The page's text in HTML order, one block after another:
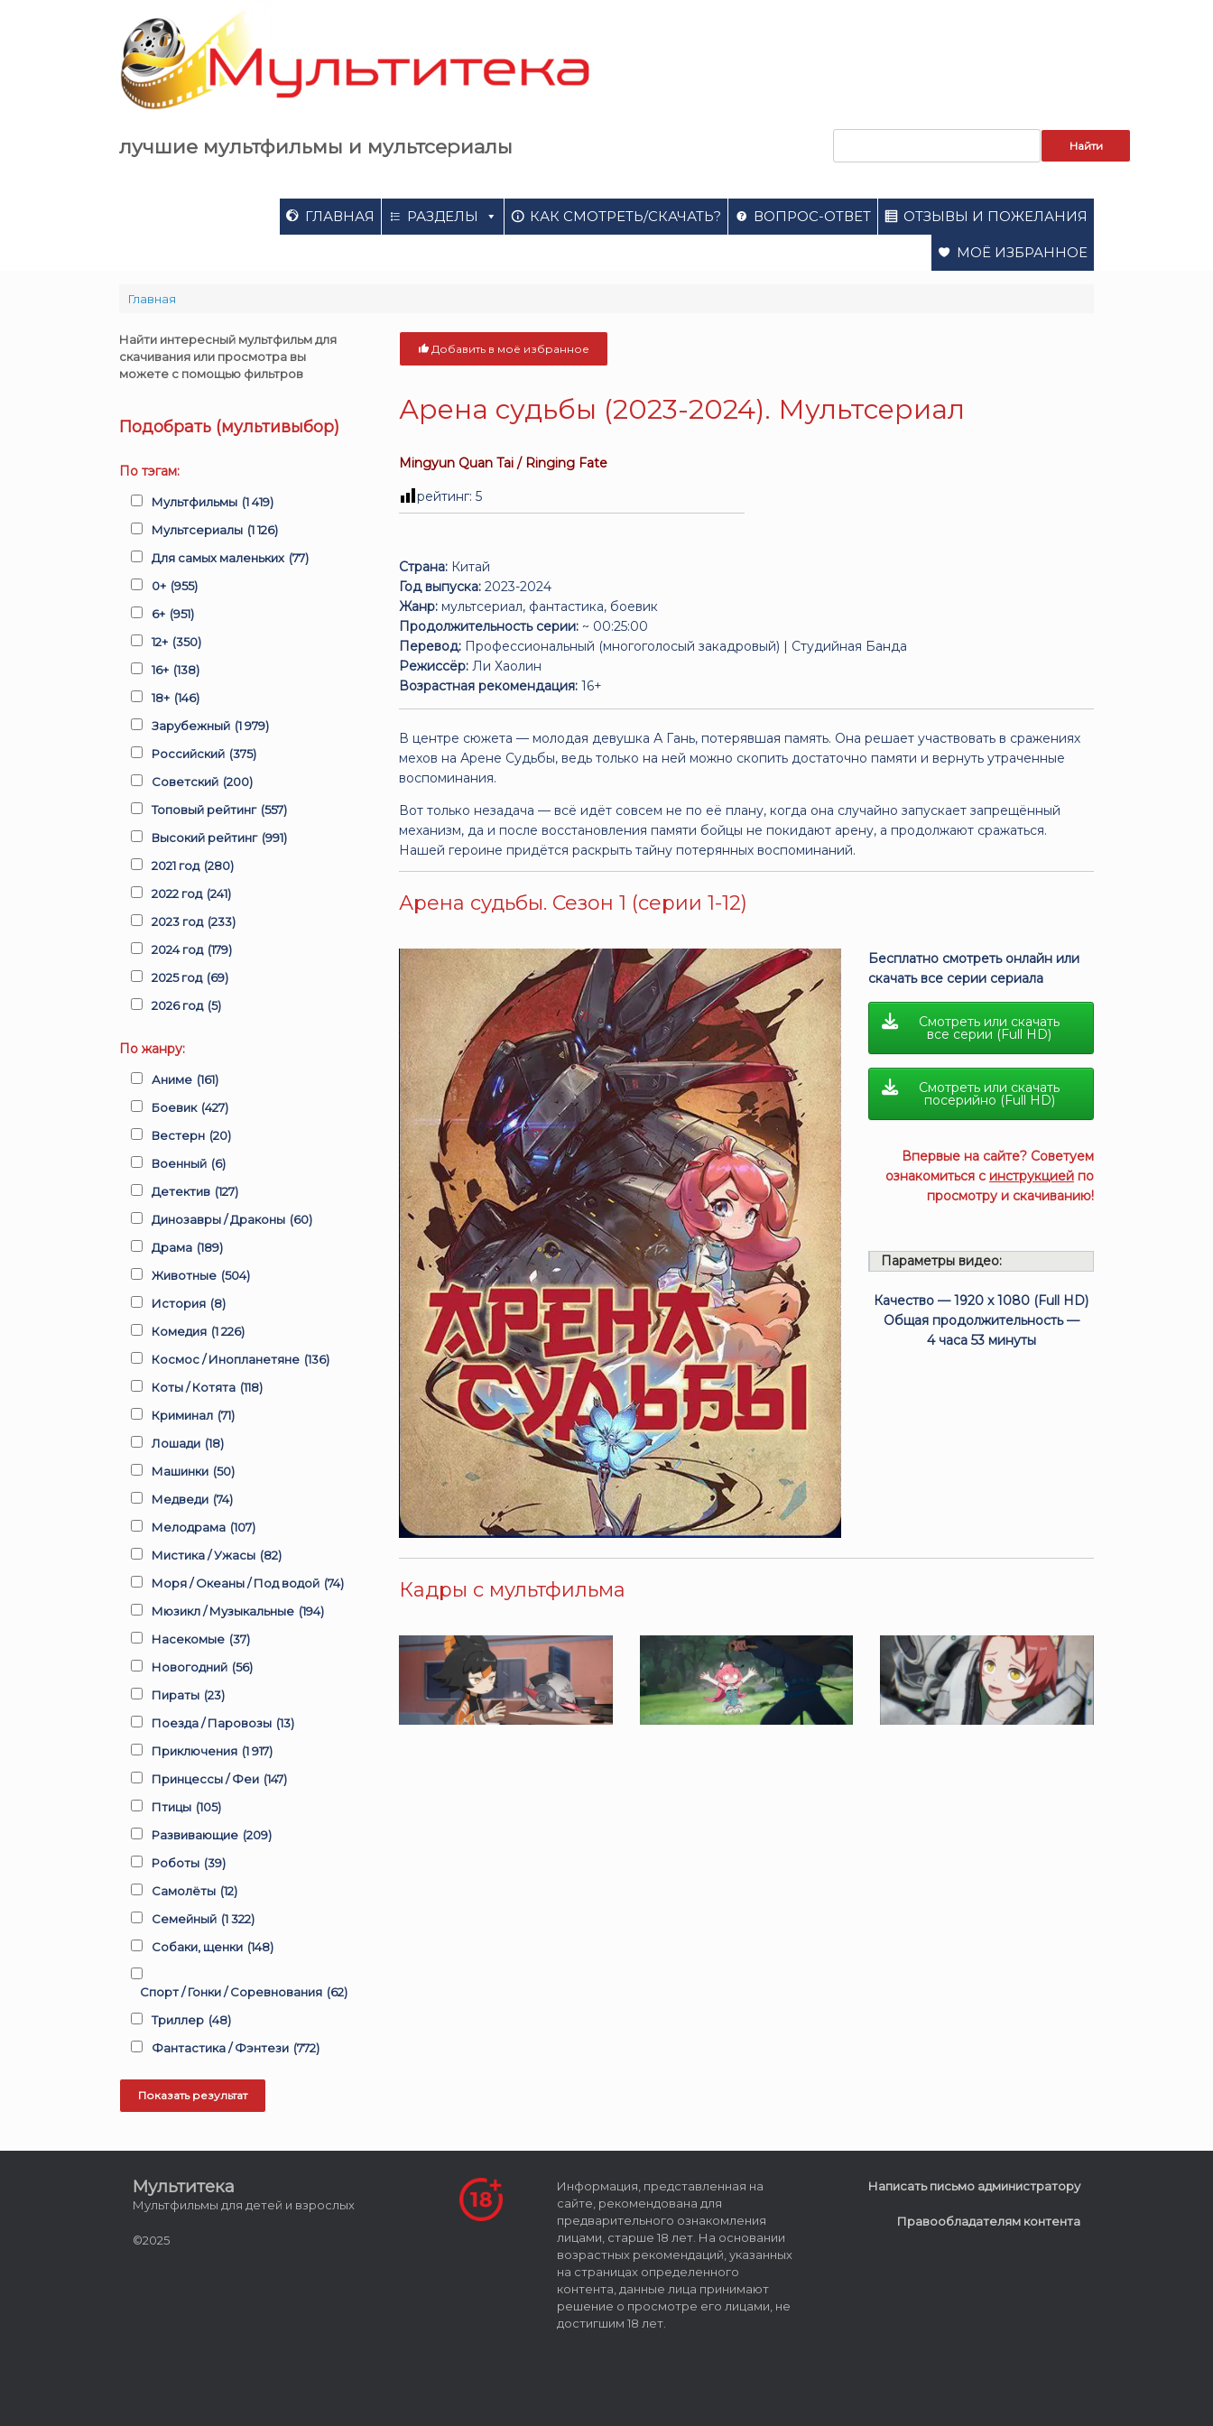
лучшие мультфильмы и мультсериалы
ГЛАВНАЯ РАЗДЕЛЫ КАК СМОТРЕТЬ/СКАЧАТЬ? ВОПРОС-ОТВЕТ ОТЗЫВЫ И ПОЖЕЛАНИЯ
МОЁ ИЗБРАННОЕ
Главная
Добавить в моё избранное
Арена судьбы (2023-2024). Мультсериал
Mingyun Quan Tai / Ringing Fate
рейтинг:5
Страна: Китай
Год выпуска: 2023-2024
Жанр: мультсериал, фантастика, боевик
Продолжительность серии: ~ 00:25:00
Перевод: Профессиональный (многоголосый закадровый) | Студийная Банда
Режиссёр: Ли Хаолин
Возрастная рекомендация: 16+
В центре сюжета — молодая девушка А Гань, потерявшая память. Она решает участвовать в сражениях
мехов на Арене Судьбы, ведь только на ней можно скопить достаточно памяти и вернуть утраченные
воспоминания.
Вот только незадача — всё идёт совсем не по её плану, когда она случайно запускает запрещённый
механизм, да и после восстановления памяти бойцы не покидают арену, а продолжают сражаться.
Нашей героине придётся раскрыть тайну потерянных воспоминаний.
Арена судьбы. Сезон 1 (серии 1-12)
Бесплатно смотреть онлайн или
скачать все серии сериала
Смотреть или скачать
все серии (Full HD)
Смотреть или скачать
посерийно (Full HD)
Впервые на сайте? Советуем
ознакомиться с инструкцией по
просмотру и скачиванию!
Параметры видео:
Качество — 1920 x 1080 (Full HD)
Общая продолжительность —
4 часа 53 минуты
Кадры с мультфильма
Найти интересный мультфильм для
скачивания или просмотра вы
можете с помощью фильтров
Подобрать (мультивыбор)
По тэгам:
Мультфильмы (1 419)
Мультсериалы (1 126)
Для самых маленьких (77)
0+ (955)
6+ (951)
12+ (350)
16+ (138)
18+ (146)
Зарубежный (1 979)
Российский (375)
Советский (200)
Топовый рейтинг (557)
Высокий рейтинг (991)
2021 год (280)
2022 год (241)
2023 год (233)
2024 год (179)
2025 год (69)
2026 год (5)
По жанру:
Аниме (161)
Боевик (427)
Вестерн (20)
Военный (6)
Детектив (127)
Динозавры / Драконы (60)
Драма (189)
Животные (504)
История (8)
Комедия (1 226)
Космос / Инопланетяне (136)
Коты / Котята (118)
Криминал (71)
Лошади (18)
Машинки (50)
Медведи (74)
Мелодрама (107)
Мистика / Ужасы (82)
Моря / Океаны / Под водой (74)
Мюзикл / Музыкальные (194)
Насекомые (37)
Новогодний (56)
Пираты (23)
Поезда / Паровозы (13)
Приключения (1 917)
Принцессы / Феи (147)
Птицы (105)
Развивающие (209)
Роботы (39)
Самолёты (12)
Семейный (1 322)
Собаки, щенки (148)
Спорт / Гонки / Соревнования (62)
Триллер (48)
Фантастика / Фэнтези (772)
Мультитека
Мультфильмы для детей и взрослых
©2025
Информация, представленная на
сайте, рекомендована для
предварительного ознакомления
лицами, старше 18 лет. На основании
возрастных рекомендаций, указанных
на страницах определенного
контента, данные лица принимают
решение о просмотре его лицами, не
достигшим 18 лет.
Написать письмо администратору
Правообладателям контента